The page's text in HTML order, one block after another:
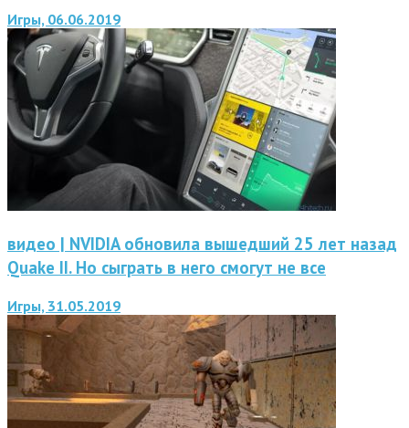
Игры, 06.06.2019
видео | NVIDIA обновила вышедший 25 лет назад
Quake II. Но сыграть в него смогут не все
Игры, 31.05.2019